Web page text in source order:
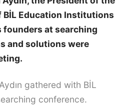
BİL Education Institutions
founders at searching
and solutions were
gathered with BİL
conference.